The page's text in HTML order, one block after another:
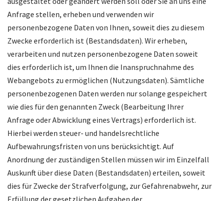
Anfrage stellen, erheben und verwenden wir
personenbezogene Daten von Ihnen, soweit dies zu diesem
Zwecke erforderlich ist (Bestandsdaten). Wir erheben,
verarbeiten und nutzen personenbezogene Daten soweit
dies erforderlich ist, um Ihnen die Inanspruchnahme des
Webangebots zu ermöglichen (Nutzungsdaten). Sämtliche
personenbezogenen Daten werden nur solange gespeichert
wie dies für den genannten Zweck (Bearbeitung Ihrer
Anfrage oder Abwicklung eines Vertrags) erforderlich ist.
Hierbei werden steuer- und handelsrechtliche
Aufbewahrungsfristen von uns berücksichtigt. Auf
Anordnung der zuständigen Stellen müssen wir im Einzelfall
Auskunft über diese Daten (Bestandsdaten) erteilen, soweit
dies für Zwecke der Strafverfolgung, zur Gefahrenabwehr, zur
Erfüllung der gesetzlichen Aufgaben der